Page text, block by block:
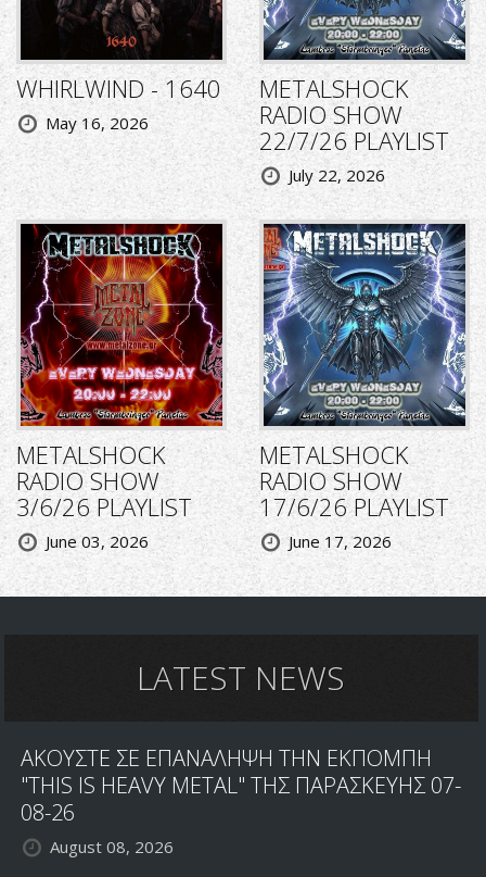
WHIRLWIND - 1640
May 16, 2026
METALSHOCK
RADIO SHOW
22/7/26 PLAYLIST
July 22, 2026
METALSHOCK
RADIO SHOW
3/6/26 PLAYLIST
June 03, 2026
METALSHOCK
RADIO SHOW
17/6/26 PLAYLIST
June 17, 2026
LATEST NEWS
ΑΚΟΥΣΤΕ ΣΕ ΕΠΑΝΑΛΗΨΗ ΤΗΝ ΕΚΠΟΜΠΗ
"THIS IS HEAVY METAL" ΤΗΣ ΠΑΡΑΣΚΕΥΗΣ 07-
08-26
August 08, 2026